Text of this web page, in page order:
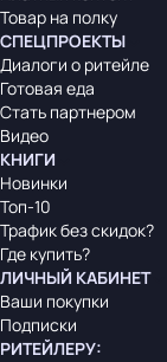
Товар на полку
СПЕЦПРОЕКТЫ
Диалоги о ритейле
Готовая еда
Стать партнером
Видео
КНИГИ
Новинки
Топ-10
Трафик без скидок?
Где купить?
ЛИЧНЫЙ КАБИНЕТ
Ваши покупки
Подписки
РИТЕЙЛЕРУ: